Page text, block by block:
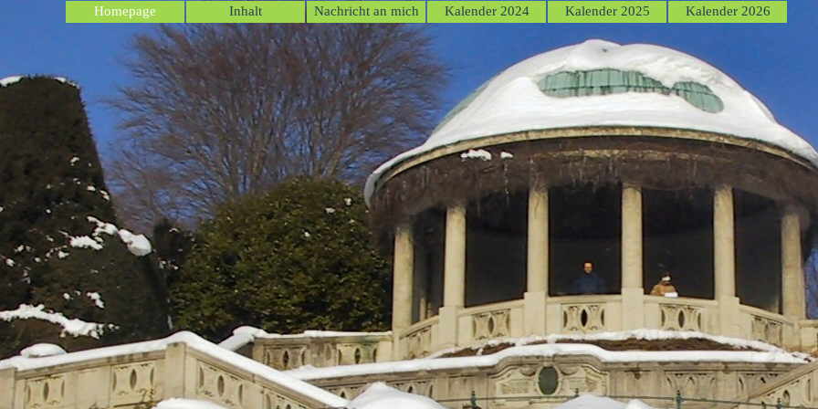
Direkt zum Seiteninhalt Menü überspringen
Homepage Inhalt Nachricht an mich Kalender 2024 ▼
Kalender 2025 ▼
Kalender 2026